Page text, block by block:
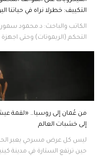
التكييف: خطرلا نراه في حياتنا
الكاتب والباحث: د.محمود
التحكم (الريموتات) وحتى
من عُمان إلى روسيا… «لقمة
إلى خشبات العالم
ليس كل عرض مسرحي يعبر
حين ترتفع الستارة في مدينة